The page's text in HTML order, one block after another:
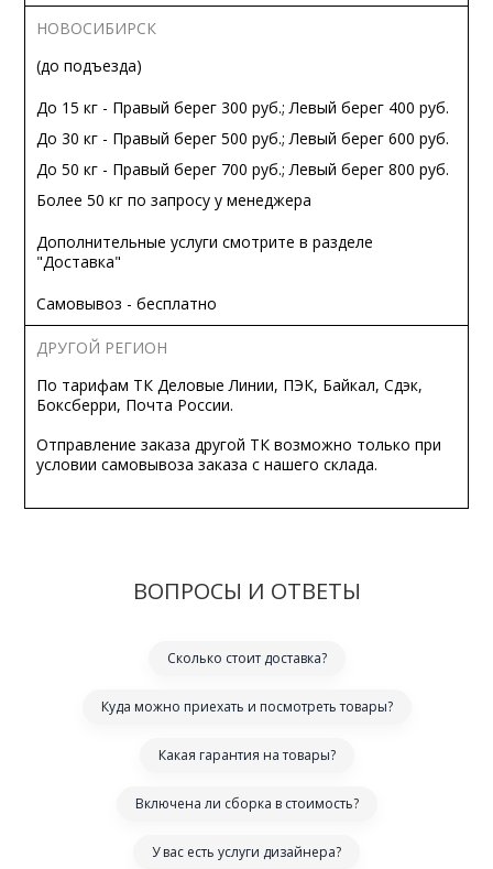
НОВОСИБИРСК
(до подъезда)
До 15 кг - Правый берег 300 руб.; Левый берег 400 руб.
До 30 кг - Правый берег 500 руб.; Левый берег 600 руб.
До 50 кг - Правый берег 700 руб.; Левый берег 800 руб.
Более 50 кг по запросу у менеджера
Дополнительные услуги смотрите в разделе
"Доставка"
Самовывоз - бесплатно
ДРУГОЙ РЕГИОН
По тарифам ТК Деловые Линии, ПЭК, Байкал, Сдэк,
Боксберри, Почта России.
Отправление заказа другой ТК возможно только при
условии самовывоза заказа с нашего склада.
ВОПРОСЫ И ОТВЕТЫ
Сколько стоит доставка?
Куда можно приехать и посмотреть товары?
Какая гарантия на товары?
Включена ли сборка в стоимость?
У вас есть услуги дизайнера?